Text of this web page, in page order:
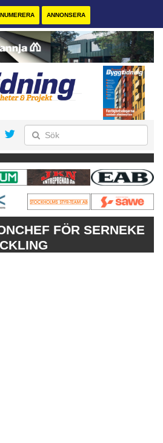
ANNONSERA
FÖR SERNEKE